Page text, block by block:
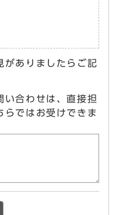
がありましたらご記
い合わせは、直接担
らではお受けできま